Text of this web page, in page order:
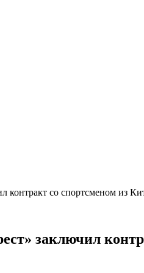
контракт со спортсменом из
заключил